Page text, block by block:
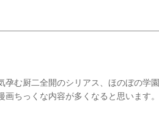
む厨二全開のシリアス、ほのぼの学
ちっくな内容が多くなると思います。